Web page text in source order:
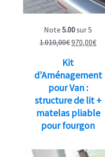
Note 5.00sur 5
1.010,00€Le
initial
était :
1.010,00€.
970,00€Le
est :
Kit
d’Aménagement
pour Van :
structure de lit +
matelas pliable
pour fourgon